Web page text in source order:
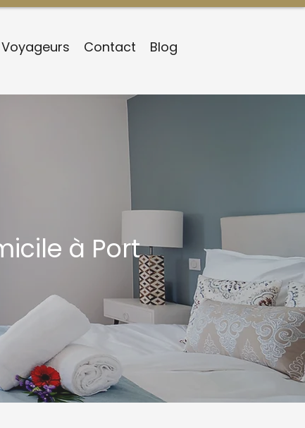
Voyageurs Contact Blog
à Port